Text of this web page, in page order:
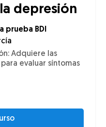
depresión
prueba BDI
Adquiere las
evaluar síntomas